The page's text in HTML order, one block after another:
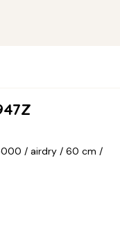
/ airdry / 60 cm /